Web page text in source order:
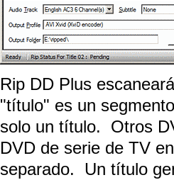
Rip DD Plus
"título" es un
solo un título. Otros
DVD de serie de TV
separado. Un título